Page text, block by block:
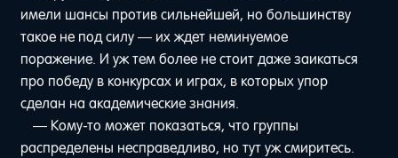
имели шансы против сильнейшей, но большинству
такое не под силу — их ждет неминуемое
поражение. И уж тем более не стоит даже заикаться
про победу в конкурсах и играх, в которых упор
сделан на академические знания.
— Кому-то может показаться, что группы
распределены несправедливо, но тут уж смиритесь.